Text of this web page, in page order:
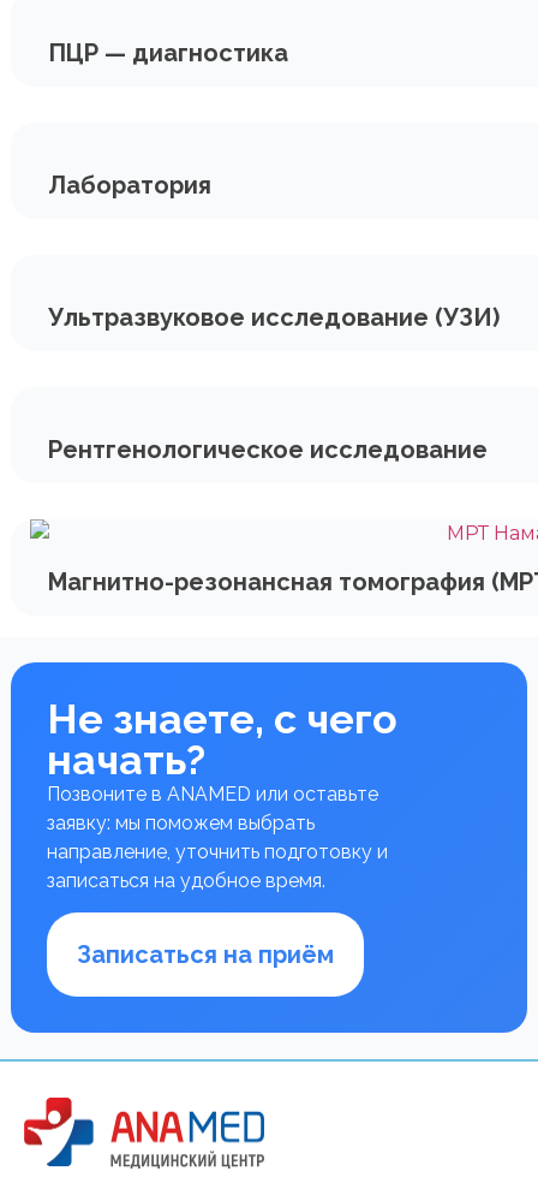
ПЦР — диагностика
Лаборатория
Ультразвуковое исследование (УЗИ)
Рентгенологическое исследование
Магнитно-резонансная томография
Не знаете, с чего
начать?
Позвоните в ANAMED или оставьте
заявку: мы поможем выбрать
направление, уточнить подготовку и
записаться на удобное время.
Записаться на приём